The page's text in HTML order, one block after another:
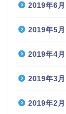
2019年6月
2019年5月
2019年4月
2019年3月
2019年2月